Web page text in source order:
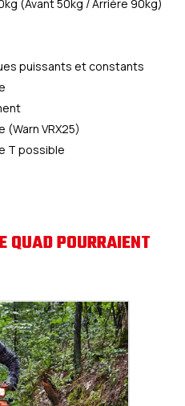
(Avant 50kg / Arrière 90kg)
puissants et constants
(Warn VRX25)
T possible
QUAD POURRAIENT